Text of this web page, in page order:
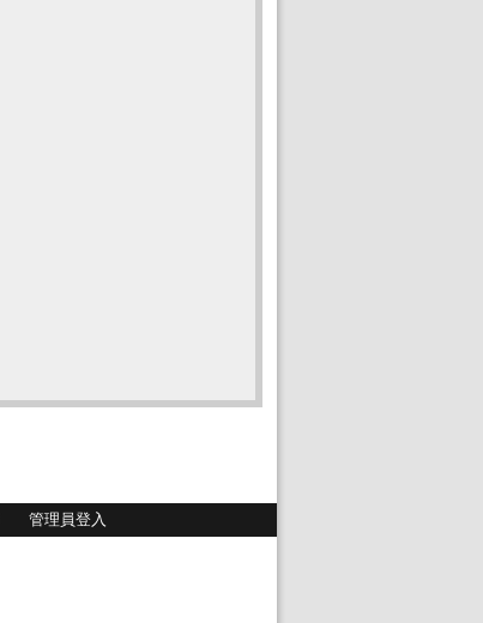
管理員登入